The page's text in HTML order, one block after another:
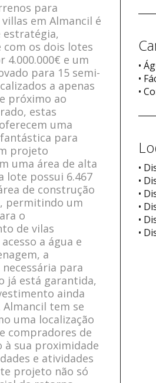
para
em Almancil é
estratégia,
com os dois lotes
4.000.000€ e um
para 15 semi-
a apenas
próximo ao
estas
uma
para
projeto
uma área de alta
lote possui 6.467
de construção
permitindo um
o
de vilas
a água e
a
para
já está garantida,
ainda
tem se
uma localização
compradores de
à sua proximidade
e atividades
projeto não só
•
•
•
•
•
•
•
•
•